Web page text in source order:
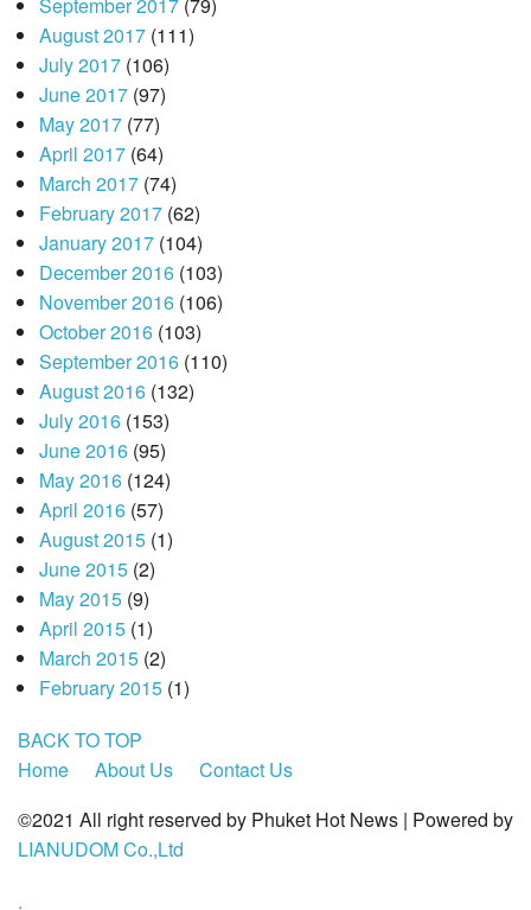
September 2017(79)
August 2017(111)
July 2017(106)
June 2017(97)
May 2017(77)
April 2017(64)
March 2017(74)
February 2017(62)
January 2017(104)
December 2016(103)
November 2016(106)
October 2016(103)
September 2016(110)
August 2016(132)
July 2016(153)
June 2016(95)
May 2016(124)
April 2016(57)
August 2015(1)
June 2015(2)
May 2015(9)
April 2015(1)
March 2015(2)
February 2015(1)
BACK TO TOP
Home
About Us
Contact Us
©2021 All right reserved by Phuket Hot News | Powered by
LIANUDOM Co.,Ltd
.